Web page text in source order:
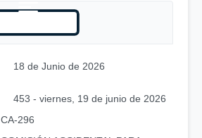
18 de Junio de 2026
453 - viernes, 19 de junio de 2026
CA-296